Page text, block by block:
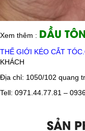
Xem thêm : DẦU
​THẾ GIỚI KÉO CẮT
KHÁCH
Địa chỉ: 1050/102 quang
Tell: 0971.44.77.81 –
SẢN